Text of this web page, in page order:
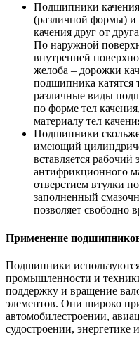
Подшипники качения
(различной формы) и
качения друг от
По наружной
внутренней
желоба – дорожки
подшипника катятся
различные виды
по форме тел
материалу тел
Подшипники
имеющий
вставляется
антифрикционного
отверстием втулки
заполненный
позволяет свободно
Применение
Подшипники
промышленности и
поддержку и вращение
элементов. Они широко
автомобилестроении,
судостроении, энергетике